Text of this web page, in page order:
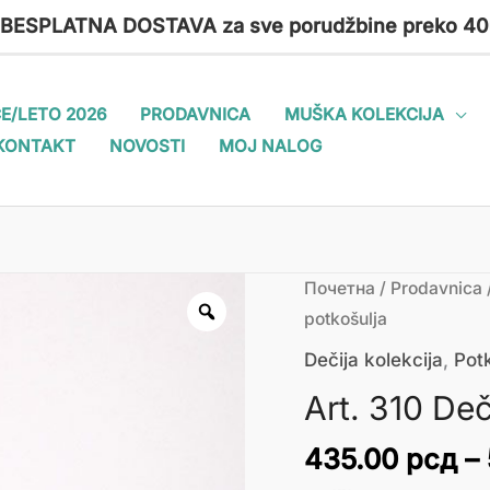
DOSTAVA za sve porudžbine preko
LETO 2026 PRODAVNICA MUŠKA KOLEKCIJA
NOVOSTI MOJ NALOG
Почетна / Prodavnica
potkošulja
Dečija kolekcija,
Art. 310
435.00 рсд –
Art.
310
Dečija
количина